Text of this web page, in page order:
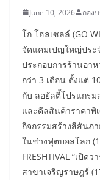
June 10, 2026 กอง
โก โฮลเซลล์ (GO
จัดแคมเปญใหญ่ประจ
ประกอบการร้านอา
กว่า 3 เดือน ตั้งแต่
กับ ลอยัลตี้โปรแกร
และดีลสินค้าราคาพิ
กิจกรรมสร้างสีสันภ
ในช่วงฟุตบอลโลก
FRESHTIVAL “เปิ
สาขาเจริญราษฎร์